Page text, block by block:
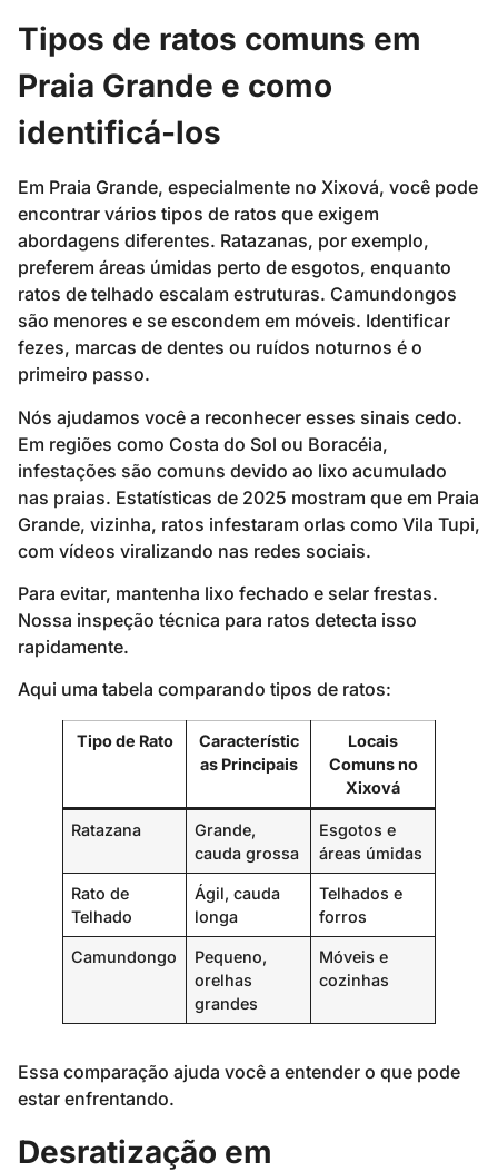
Tipos de ratos comuns em
Praia Grande e como
identificá-los
Em Praia Grande, especialmente no Xixová, você pode
encontrar vários tipos de ratos que exigem
abordagens diferentes. Ratazanas, por exemplo,
preferem áreas úmidas perto de esgotos, enquanto
ratos de telhado escalam estruturas. Camundongos
são menores e se escondem em móveis. Identificar
fezes, marcas de dentes ou ruídos noturnos é o
primeiro passo.
Nós ajudamos você a reconhecer esses sinais cedo.
Em regiões como Costa do Sol ou Boracéia,
infestações são comuns devido ao lixo acumulado
nas praias. Estatísticas de 2025 mostram que em Praia
Grande, vizinha, ratos infestaram orlas como Vila Tupi,
com vídeos viralizando nas redes sociais.
Para evitar, mantenha lixo fechado e selar frestas.
Nossa inspeção técnica para ratos detecta isso
rapidamente.
Aqui uma tabela comparando tipos de ratos:
Tipo de Rato
Característic
as Principais
Locais
Comuns no
Xixová
Ratazana
Grande,
cauda grossa
Esgotos e
áreas úmidas
Rato de
Telhado
Ágil, cauda
longa
Telhados e
forros
Camundongo
Pequeno,
orelhas
grandes
Móveis e
cozinhas
Essa comparação ajuda você a entender o que pode
estar enfrentando.
Desratização em